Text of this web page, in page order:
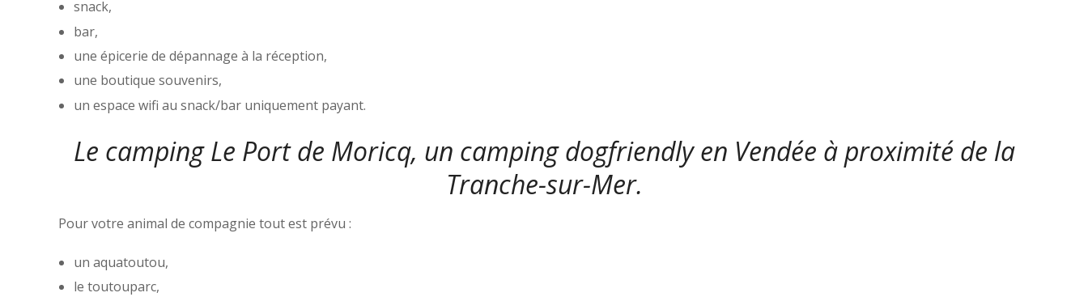
snack,
bar,
une épicerie de dépannage à la réception,
une boutique souvenirs,
un espace wifi au snack/bar uniquement payant.
Le camping Le Port de Moricq, un camping dogfriendly en Vendée à proximité de la
Tranche-sur-Mer.
Pour votre animal de compagnie tout est prévu :
un aquatoutou,
le toutouparc,